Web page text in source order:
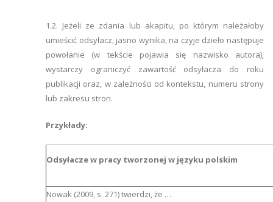
1.2. Jeżeli ze zdania lub akapitu, po którym należałoby
umieścić odsyłacz, jasno wynika, na czyje dzieło następuje
powołanie (w tekście pojawia się nazwisko autora),
wystarczy ograniczyć zawartość odsyłacza do roku
publikacji oraz, w zależności od kontekstu, numeru strony
lub zakresu stron.
Przykłady:
Odsyłacze w pracy tworzonej w języku polskim
Nowak (2009, s. 271) twierdzi, że …